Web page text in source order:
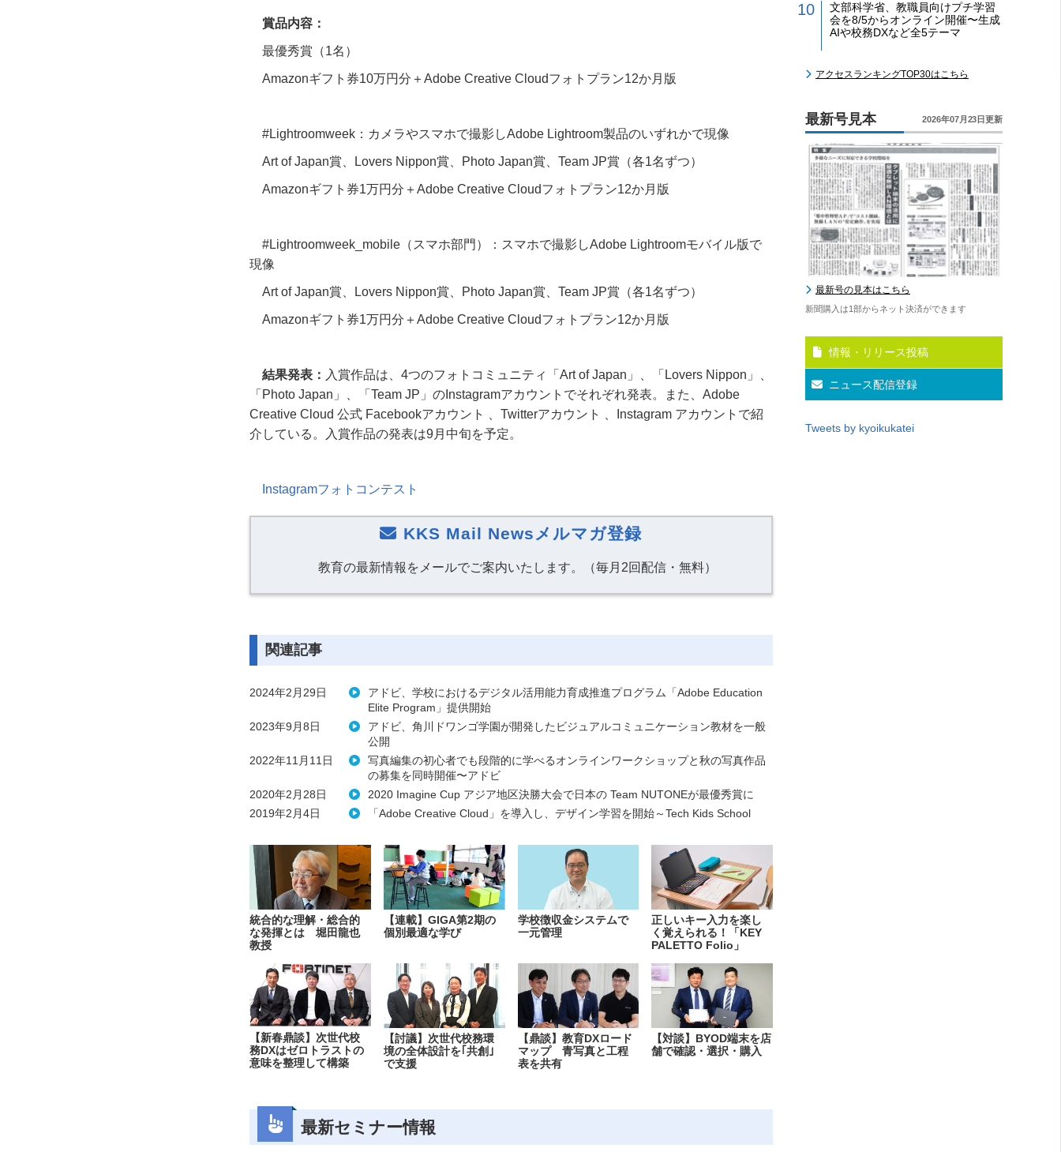
賞品内容：
最優秀賞（1名）
Amazonギフト券10万円分＋Adobe Creative Cloudフォトプラン12か月版
#Lightroomweek：カメラやスマホで撮影しAdobe Lightroom製品のいずれかで現像
Art of Japan賞、 Lovers Nippon賞、 Photo Japan賞、 Team JP賞（各1名ずつ）
Amazonギフト券1万円分＋Adobe Creative Cloudフォトプラン12か月版
#Lightroomweek_mobile（スマホ部門）：スマホで撮影しAdobe Lightroomモバイル版で
現像
Art of Japan賞、 Lovers Nippon賞、 Photo Japan賞、 Team JP賞（各1名ずつ）
Amazonギフト券1万円分＋Adobe Creative Cloudフォトプラン12か月版
結果発表： 入賞作品は、 4つのフォトコミュニティ「 Art of Japan 」、「 Lovers Nippon 」、
「 Photo Japan 」、「 Team JP 」の Instagramアカウントでそれぞれ発表。また、 Adobe
Creative Cloud 公式 Facebookアカウント 、 Twitterアカウント 、 Instagram アカウントで紹
介している。入賞作品の発表は9月中旬を予定。
Instagramフォトコンテスト
KKS Mail Newsメルマガ登録
教育の最新情報をメールでご案内いたします。（毎月2回配信・無料）
関連記事
2024年2月29日
アドビ、学校におけるデジタル活用能力育成推進プログラム「Adobe Education
Elite Program」提供開始
2023年9月8日
アドビ、角川ドワンゴ学園が開発したビジュアルコミュニケーション教材を一般
公開
2022年11月11日
写真編集の初心者でも段階的に学べるオンラインワークショップと秋の写真作品
の募集を同時開催〜アドビ
2020年2月28日
2020 Imagine Cup アジア地区決勝大会で日本の Team NUTONEが最優秀賞に
2019年2月4日
「Adobe Creative Cloud」を導入し、デザイン学習を開始～Tech Kids School
統合的な理解・総合的
な発揮とは 堀田龍也
教授
【連載】GIGA第2期の
個別最適な学び
学校徴収金システムで
一元管理
正しいキー入力を楽し
く覚えられる！「KEY
PALETTO Folio」
【新春鼎談】次世代校
務DXはゼロトラストの
意味を整理して構築
【討議】次世代校務環
境の全体設計を｢共創｣
で支援
【鼎談】教育DXロード
マップ 青写真と工程
表を共有
【対談】BYOD端末を店
舗で確認・選択・購入
最新セミナー情報
文部科学省、教職員向けプチ学習
会を8/5からオンライン開催〜生成
AIや校務DXなど全5テーマ
アクセスランキングTOP30はこちら
最新号見本 2026年07月23日更新
最新号の見本はこちら
新聞購入は1部からネット決済ができます
情報・リリース投稿
ニュース配信登録
Tweets by kyoikukatei